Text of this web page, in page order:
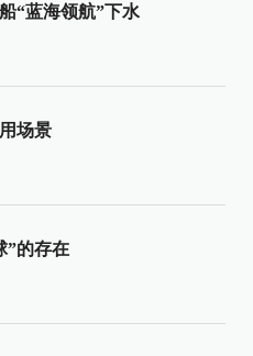
“蓝海领航”下水
场景
”的存在